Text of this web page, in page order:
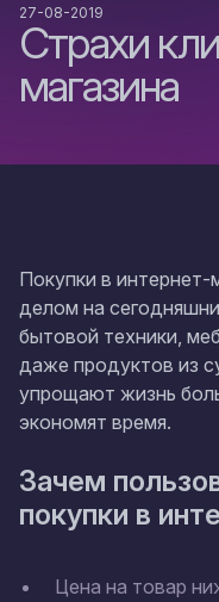
Страхи
магазина
27-08-2019
Покупки в
делом на
бытовой техники,
даже продуктов из
упрощают жизнь
экономят время.
Зачем
покупки в
Цена на товар